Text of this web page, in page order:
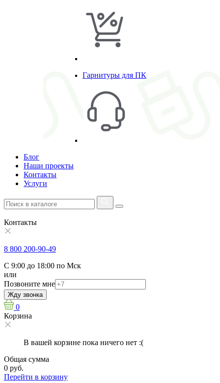
Гарнитуры для ПК
Блог
Наши проекты
Контакты
Услуги
Контакты
8 800 200-90-49
С 9:00 до 18:00 по Мск
или
Позвоните мне
Жду звонка
0
Корзина
В вашей корзине пока ничего нет :(
Общая сумма
0 руб.
Перейти в корзину